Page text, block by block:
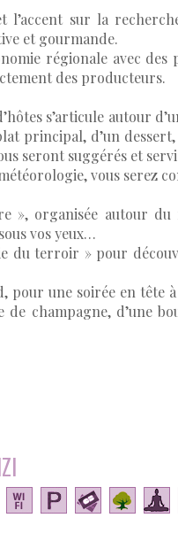
l’accent sur la
et gourmande.
régionale avec
des producteurs.
s’articule autour
principal, d’un
seront suggérés et
vous serez
», organisée autour
vos yeux…
du terroir » pour
pour une soirée en tête
de champagne, d’une